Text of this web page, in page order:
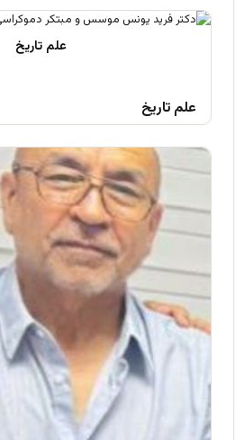
علم تاریخ